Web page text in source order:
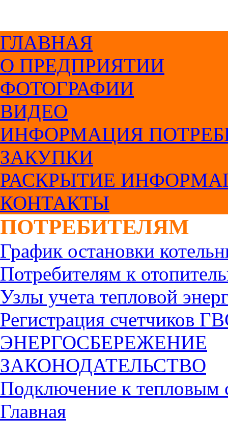
ГЛАВНАЯ
О ПРЕДПРИЯТИИ
ФОТОГРАФИИ
ВИДЕО
ИНФОРМАЦИЯ
ЗАКУПКИ
РАСКРЫТИЕ
КОНТАКТЫ
ПОТРЕБИТЕЛЯМ
График остановки
Потребителям к
Узлы учета тепловой
Регистрация счетчиков
ЭНЕРГОСБЕРЕЖЕНИЕ
ЗАКОНОДАТЕЛЬСТВО
Подключение к тепловым
Главная